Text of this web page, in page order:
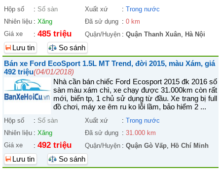
Hộp số : Số sàn Xuất xứ : Trong nước
Nhiên liệu : Xăng Đã sử dụng : 0 km
Giá xe
: 485 triệu Quận/Huyện : Quận Thanh Xuân, Hà Nội
Lưu tin
So sánh
Bán xe Ford EcoSport 1.5L MT Trend, đời 2015, màu Xám, giá
492 triệu(04/01/2018)
Nhà cần bán chiếc Ford Ecosport 2015 đk 2016 số
sàn màu xám chì, xe chạy được 31.000km còn rất
mới, biển tp, 1 chủ sử dụng từ đầu. Xe trang bị full
đồ chơi, máy xe êm ru ko lỗi lầm, bảo hiểm 2 ...
Hộp số : Số sàn Xuất xứ : Trong nước
Nhiên liệu : Xăng Đã sử dụng : 31.000 km
Giá xe
: 492 triệu Quận/Huyện : Quận Gò Vấp, Hồ Chí Minh
Lưu tin
So sánh